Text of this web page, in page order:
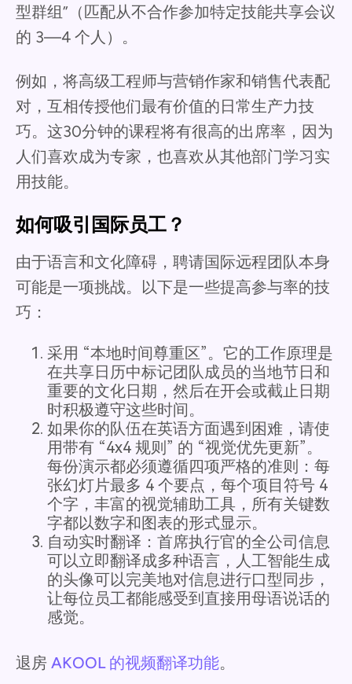
型群组”（匹配从不合作参加特定技能共享会议
的 3—4 个人）。
例如，将高级工程师与营销作家和销售代表配
对，互相传授他们最有价值的日常生产力技
巧。这30分钟的课程将有很高的出席率，因为
人们喜欢成为专家，也喜欢从其他部门学习实
用技能。
如何吸引国际员工？
由于语言和文化障碍，聘请国际远程团队本身
可能是一项挑战。以下是一些提高参与率的技
巧：
采用 “本地时间尊重区”。它的工作原理是
在共享日历中标记团队成员的当地节日和
重要的文化日期，然后在开会或截止日期
时积极遵守这些时间。
如果你的队伍在英语方面遇到困难，请使
用带有 “4x4 规则” 的 “视觉优先更新”。
每份演示都必须遵循四项严格的准则：每
张幻灯片最多 4 个要点，每个项目符号 4
个字，丰富的视觉辅助工具，所有关键数
字都以数字和图表的形式显示。
自动实时翻译：首席执行官的全公司信息
可以立即翻译成多种语言，人工智能生成
的头像可以完美地对信息进行口型同步，
让每位员工都能感受到直接用母语说话的
感觉。
退房 AKOOL 的视频翻译功能。